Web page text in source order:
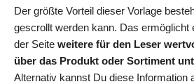
Der größte Vorteil dieser Vorlage
gescrollt werden kann. Das ermöglicht
der Seite weitere für den Leser
über das Produkt oder Sortiment
Alternativ kannst Du diese Information